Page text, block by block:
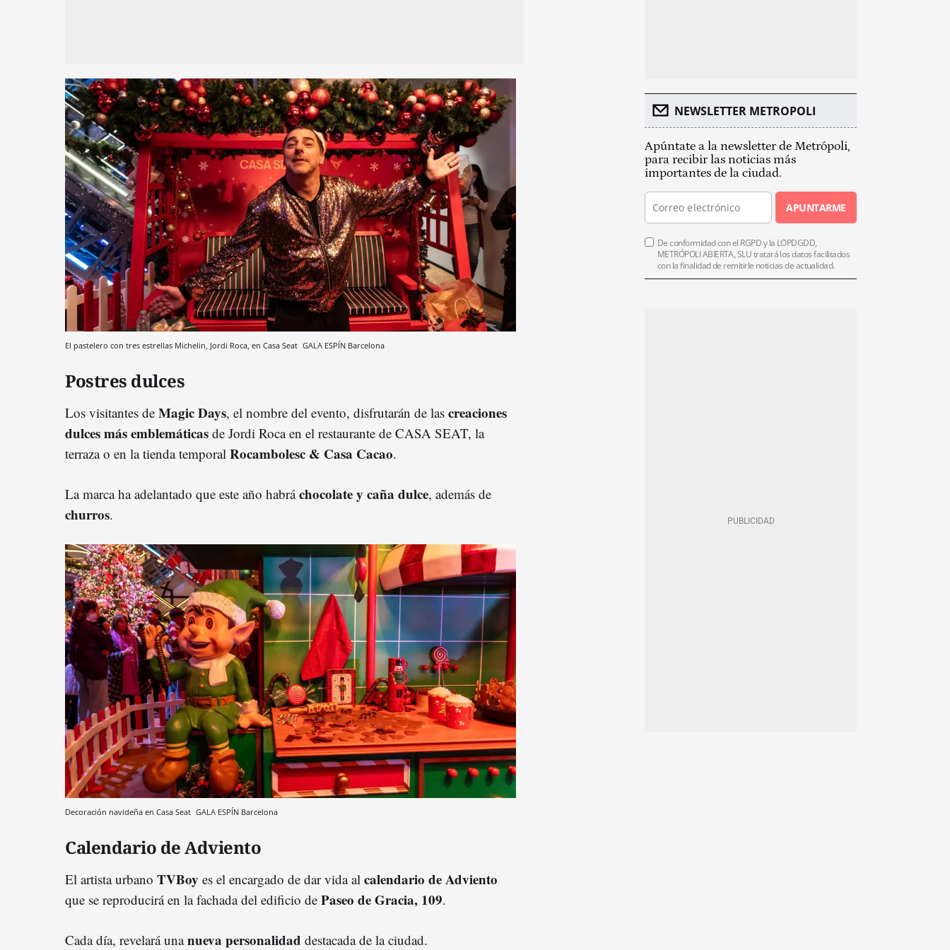
El pastelero con tres estrellas Michelin, Jordi Roca, en Casa Seat GALA ESPÍN Barcelona
Postres dulces
Los visitantes de Magic Days, el nombre del evento, disfrutarán de las creaciones
dulces más emblemáticas de Jordi Roca en el restaurante de CASA SEAT, la
terraza o en la tienda temporal Rocambolesc & Casa Cacao.
La marca ha adelantado que este año habráchocolate y caña dulce, además de
churros.
Decoración navideña en Casa Seat GALA ESPÍN Barcelona
Calendario de Adviento
El artista urbano TVBoy es el encargado de dar vida al calendario de Adviento
que se reproducirá en la fachada del edificio de Paseo de Gracia, 109.
Cada día, revelará unanueva personalidad destacada de la ciudad.
NEWSLETTER METROPOLI
Apúntate a la newsletter de Metrópoli,
para recibir las noticias más
importantes de la ciudad.
APUNTARME
De conformidad con el RGPD y la LOPDGDD,
METRÓPOLI ABIERTA, SLU tratará los datos facilitados
con la finalidad de remitirle noticias de actualidad.